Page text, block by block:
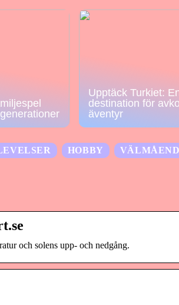
Upptäck Turkiet:
destination för
äventyr
HOBBY
och solens upp- och nedgång.